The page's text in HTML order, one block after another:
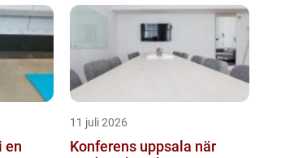
11 juli 2026
Konferens uppsala när